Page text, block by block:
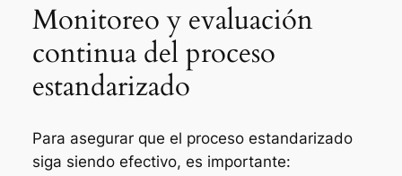
Monitoreo y evaluación
continua del proceso
estandarizado
Para asegurar que el proceso estandarizado
siga siendo efectivo, es importante: